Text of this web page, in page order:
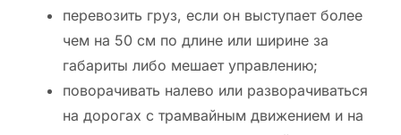
перевозить груз, если он выступает более
чем на 50 см по длине или ширине за
габариты либо мешает управлению;
поворачивать налево или разворачиваться
на дорогах с трамвайным движением и на